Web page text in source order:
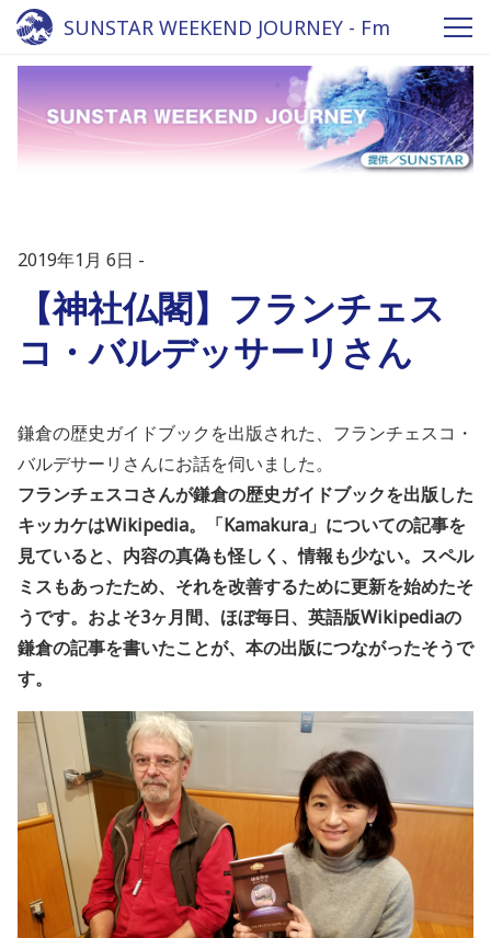
SUNSTAR WEEKEND JOURNEY - Fm
yokohama 84.7
2019年1月 6日
【神社仏閣】フランチェス
コ・バルデッサーリさん
鎌倉の歴史ガイドブックを出版された、フランチェスコ・
バルデサーリさんにお話を伺いました。
フランチェスコさんが鎌倉の歴史ガイドブックを出版した
キッカケはWikipedia。「Kamakura」についての記事を
見ていると、内容の真偽も怪しく、情報も少ない。スペル
ミスもあったため、それを改善するために更新を始めたそ
うです。およそ3ヶ月間、ほぼ毎日、英語版Wikipediaの
鎌倉の記事を書いたことが、本の出版につながったそうで
す。